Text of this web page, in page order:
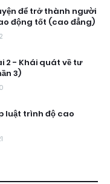
để trở thành người
động tốt (cao đẳng)
2 - Khái quát về tư
3)
luật trình độ cao